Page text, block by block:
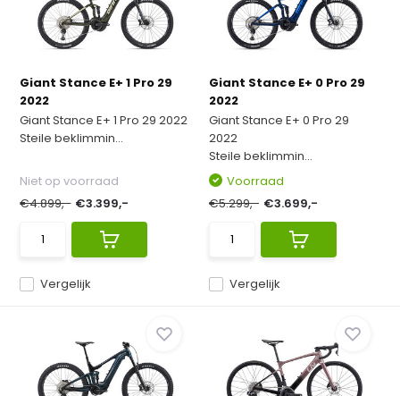
Giant Stance E+ 1 Pro 29
2022
Giant Stance E+ 1 Pro 29 2022
Steile beklimmin...
Vergelijk
Niet op voorraad
€4.899,- €3.399,-
Giant Stance E+ 0 Pro 29
2022
Giant Stance E+ 0 Pro 29
2022
Steile beklimmin...
Vergelijk
Voorraad
€5.299,- €3.699,-